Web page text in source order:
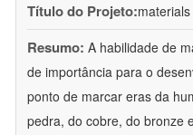
Título do Projeto:
Resumo: A habilidade de
de importância para o
ponto de marcar eras da
pedra, do cobre, do bronze